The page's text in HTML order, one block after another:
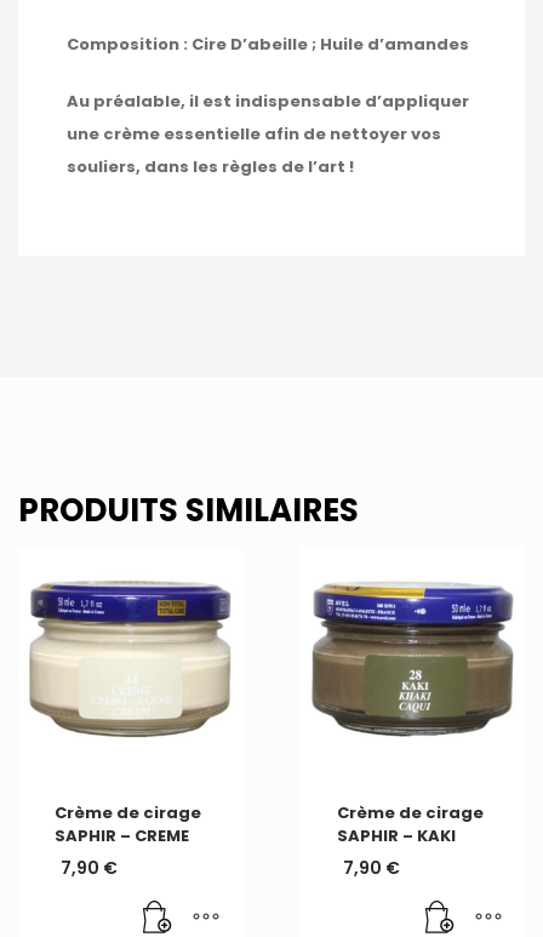
Composition : Cire D’abeille ; Huile d’amandes
Au préalable, il est indispensable d’appliquer
une crème essentielle afin de nettoyer vos
souliers, dans les règles de l’art !
PRODUITS SIMILAIRES
Crème de cirage
SAPHIR – CREME
7,90 €
Crème de cirage
SAPHIR – KAKI
7,90 €